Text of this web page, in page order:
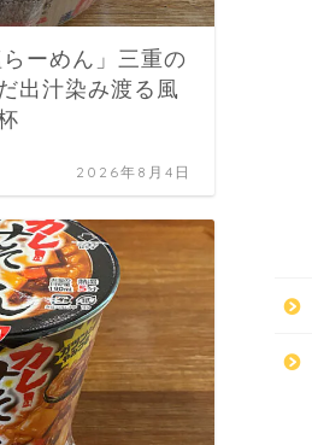
らーめん」三重の
出汁染み渡る風
2026年8月4日